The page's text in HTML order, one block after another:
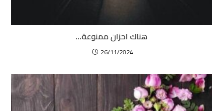
هناك احزان ممنوعة…
26/11/2024